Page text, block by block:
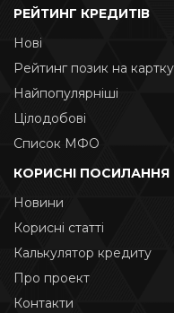
РЕЙТИНГ КРЕДИТІВ
Нові
Рейтинг позик на картку
Найпопулярніші
Цілодобові
Список МФО
КОРИСНІ ПОСИЛАННЯ
Новини
Корисні статті
Калькулятор кредиту
Про проект
Контакти